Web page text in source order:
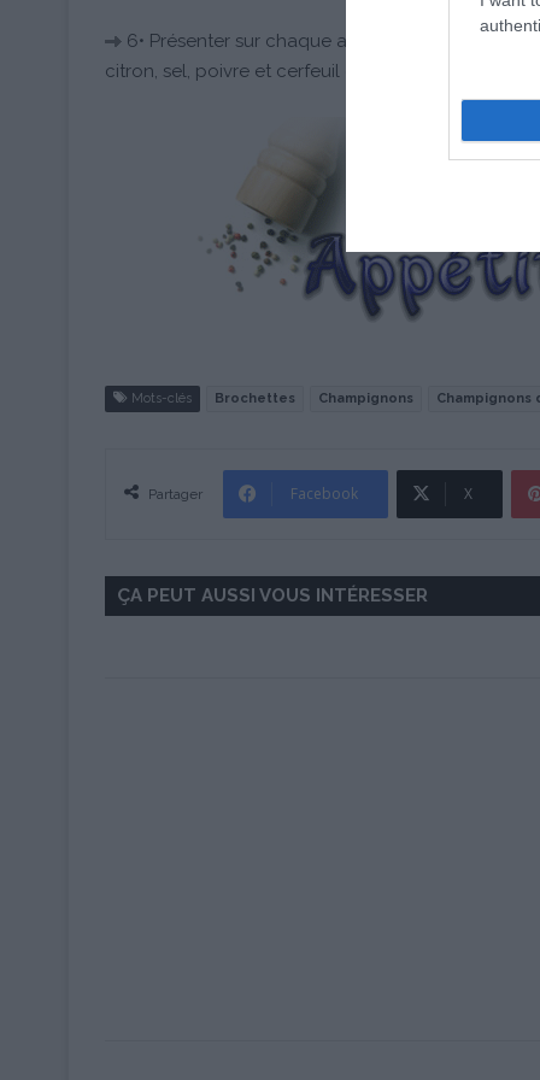
6• Présenter sur chaque assiette : 3
citron, sel, poivre et cerfeuil ciselé.
Mots-clés Brochettes Champignons Champignons
Partager Facebook X
ÇA PEUT AUSSI VOUS INTÉRESSER